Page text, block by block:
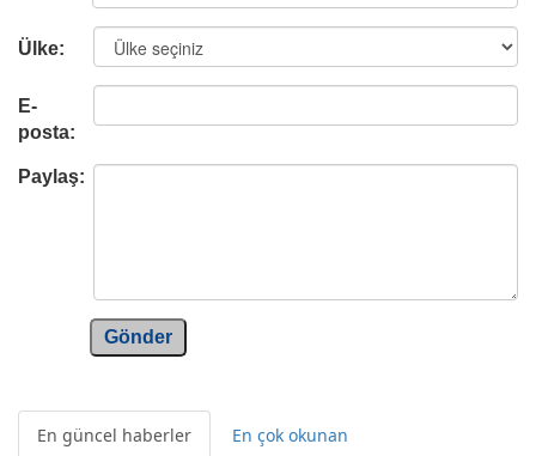
Ülke:
E-
posta:
Paylaş:
Gönder
En güncel haberler En çok okunan